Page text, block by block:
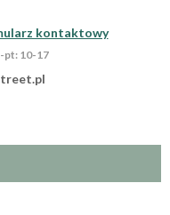
kontaktowy
pt: 10-17